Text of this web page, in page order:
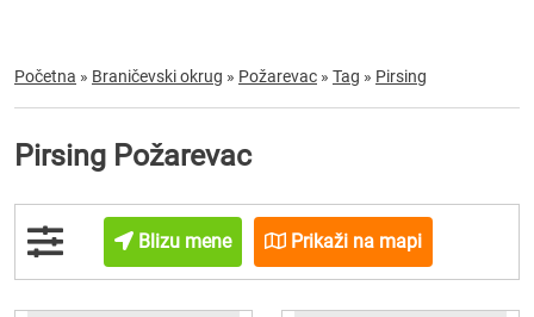
Početna » Braničevski okrug » Požarevac » Tag » Pirsing
Pirsing Požarevac
Blizu mene Prikaži na mapi